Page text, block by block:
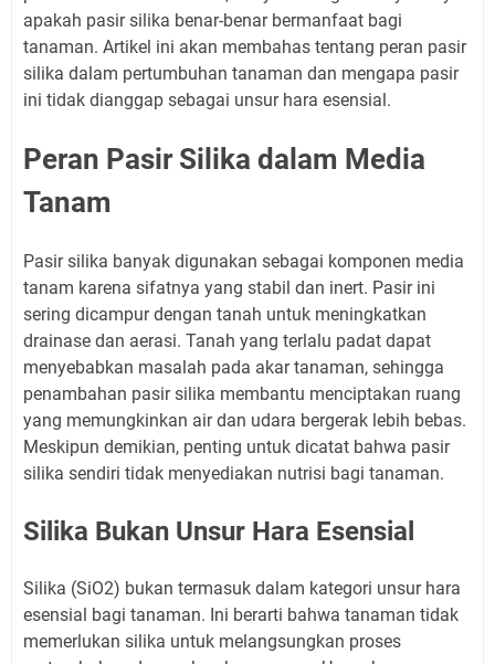
apakah pasir silika benar-benar bermanfaat bagi
tanaman. Artikel ini akan membahas tentang peran pasir
silika dalam pertumbuhan tanaman dan mengapa pasir
ini tidak dianggap sebagai unsur hara esensial.
Peran Pasir Silika dalam Media
Tanam
Pasir silika banyak digunakan sebagai komponen media
tanam karena sifatnya yang stabil dan inert. Pasir ini
sering dicampur dengan tanah untuk meningkatkan
drainase dan aerasi. Tanah yang terlalu padat dapat
menyebabkan masalah pada akar tanaman, sehingga
penambahan pasir silika membantu menciptakan ruang
yang memungkinkan air dan udara bergerak lebih bebas.
Meskipun demikian, penting untuk dicatat bahwa pasir
silika sendiri tidak menyediakan nutrisi bagi tanaman.
Silika Bukan Unsur Hara Esensial
Silika (SiO2) bukan termasuk dalam kategori unsur hara
esensial bagi tanaman. Ini berarti bahwa tanaman tidak
memerlukan silika untuk melangsungkan proses